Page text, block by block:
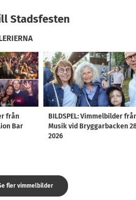
Stadsfesten
från
Bar
BILDSPEL: Vimmelbilder
Musik vid Bryggarbacken
2026
fler vimmelbilder